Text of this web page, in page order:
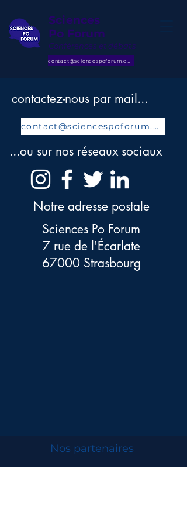
Sciences
Po Forum
Conférences et débats
contactez-nous par mail...
contact@sciencespoforum.com
...ou sur nos réseaux sociaux
Notre adresse postale
Sciences Po Forum
7 rue de l'Écarlate
67000 Strasbourg
Nos partenaires